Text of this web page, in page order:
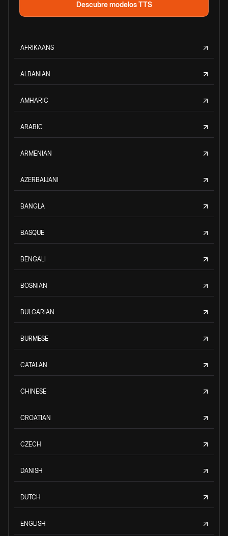
Descubre modelos TTS
AFRIKAANS
ALBANIAN
AMHARIC
ARABIC
ARMENIAN
AZERBAIJANI
BANGLA
BASQUE
BENGALI
BOSNIAN
BULGARIAN
BURMESE
CATALAN
CHINESE
CROATIAN
CZECH
DANISH
DUTCH
ENGLISH